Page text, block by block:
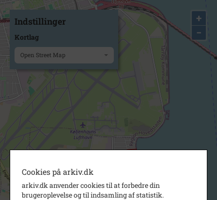
+
−
Indstillinger
Kortlag
Open Street Map
Cookies på arkiv.dk
arkiv.dk anvender cookies til at forbedre din
brugeroplevelse og til indsamling af statistik.